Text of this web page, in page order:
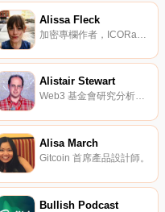
Alissa Fleck
Alistair Stewart
Web3 基金會研究分析總監。
Alisa March
Gitcoin 首席產品設計師。
Bullish Podcast